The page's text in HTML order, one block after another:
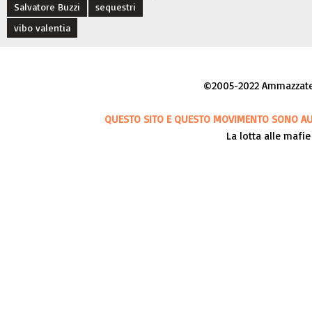
Salvatore Buzzi
sequestri
vibo valentia
©2005-2022
QUESTO SITO E QUESTO MOVIMENTO SONO
La lotta alle